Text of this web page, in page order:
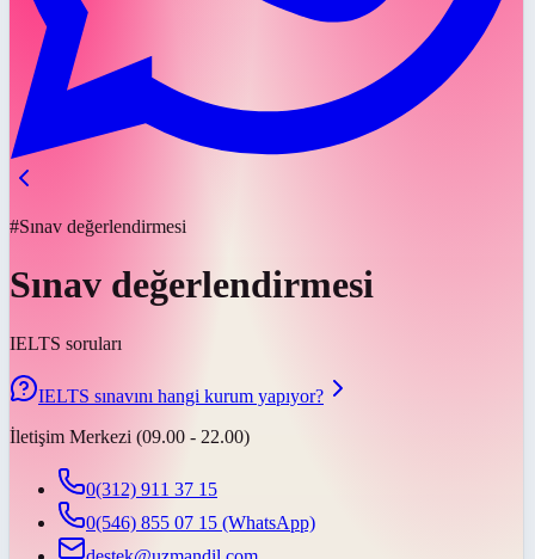
#Sınav değerlendirmesi
Sınav değerlendirmesi
IELTS soruları
IELTS sınavını hangi kurum yapıyor?
İletişim Merkezi (09.00 - 22.00)
0(312) 911 37 15
0(546) 855 07 15 (WhatsApp)